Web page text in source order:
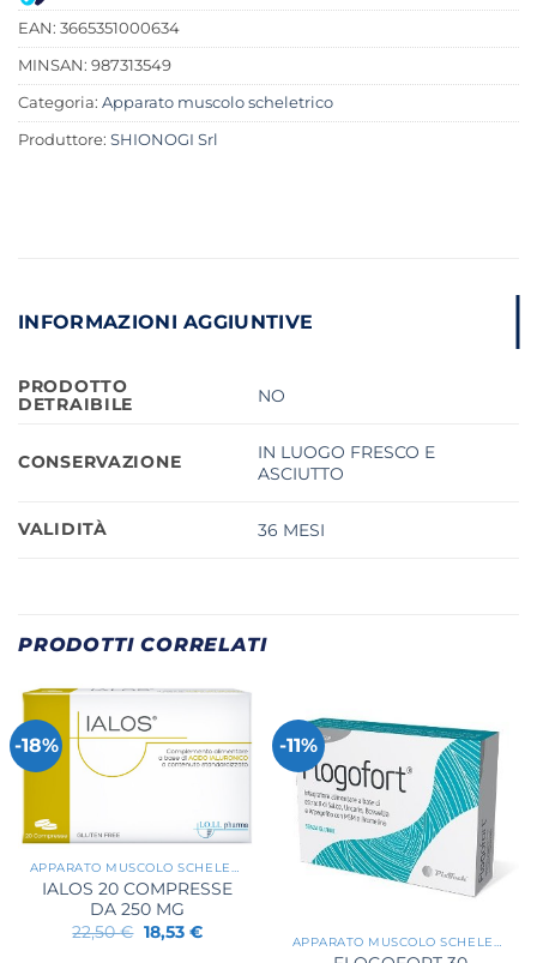
EAN: 3665351000634
MINSAN: 987313549
Categoria: Apparato muscolo scheletrico
Produttore: SHIONOGI Srl
INFORMAZIONI AGGIUNTIVE
PRODOTTO
DETRAIBILE
NO
CONSERVAZIONE
IN LUOGO FRESCO E
ASCIUTTO
VALIDITÀ 36 MESI
PRODOTTI CORRELATI
-18%
APPARATO MUSCOLO SCHELETRICO
IALOS 20 COMPRESSE
DA 250 MG
22,50€ Il
prezzo
18,53 €Il
-11%
APPARATO MUSCOLO SCHELETRICO